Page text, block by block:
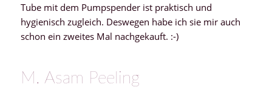
Tube mit dem Pumpspender ist praktisch und
hygienisch zugleich. Deswegen habe ich sie mir auch
schon ein zweites Mal nachgekauft. :-)
M. Asam Peeling